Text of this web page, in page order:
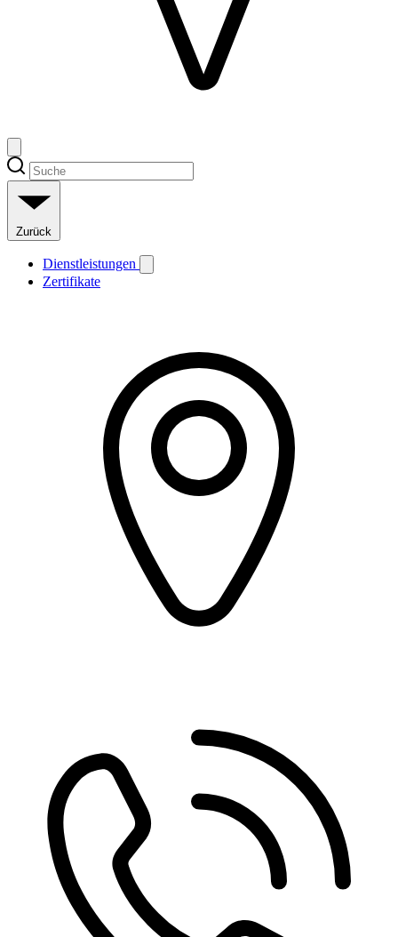
Zurück
Dienstleistungen
Zertifikate